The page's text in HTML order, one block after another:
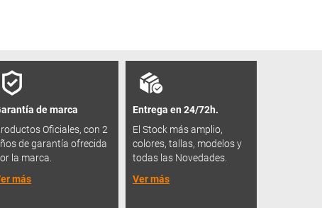
de marca
Oficiales, con 2
de garantía ofrecida
la marca.
más
Entrega en 24/72h.
El Stock más amplio,
colores, tallas, modelos y
todas las Novedades.
Ver más